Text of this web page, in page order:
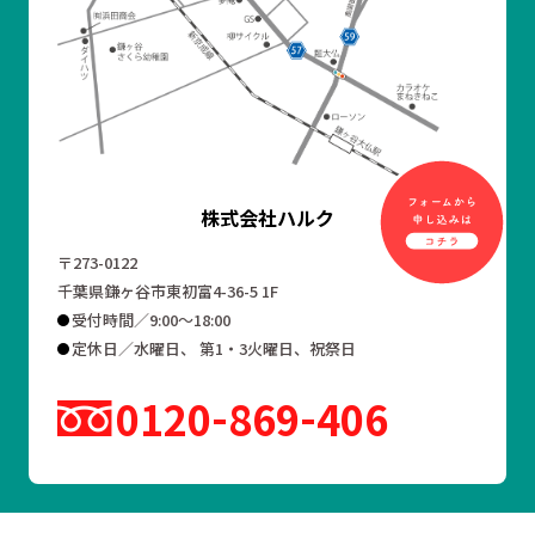
株式会社ハルク
〒273-0122
千葉県鎌ヶ谷市東初富4-36-5 1F
受付時間／9:00～18:00
定休日／水曜日、 第1・3火曜日、祝祭日
0120 869 406